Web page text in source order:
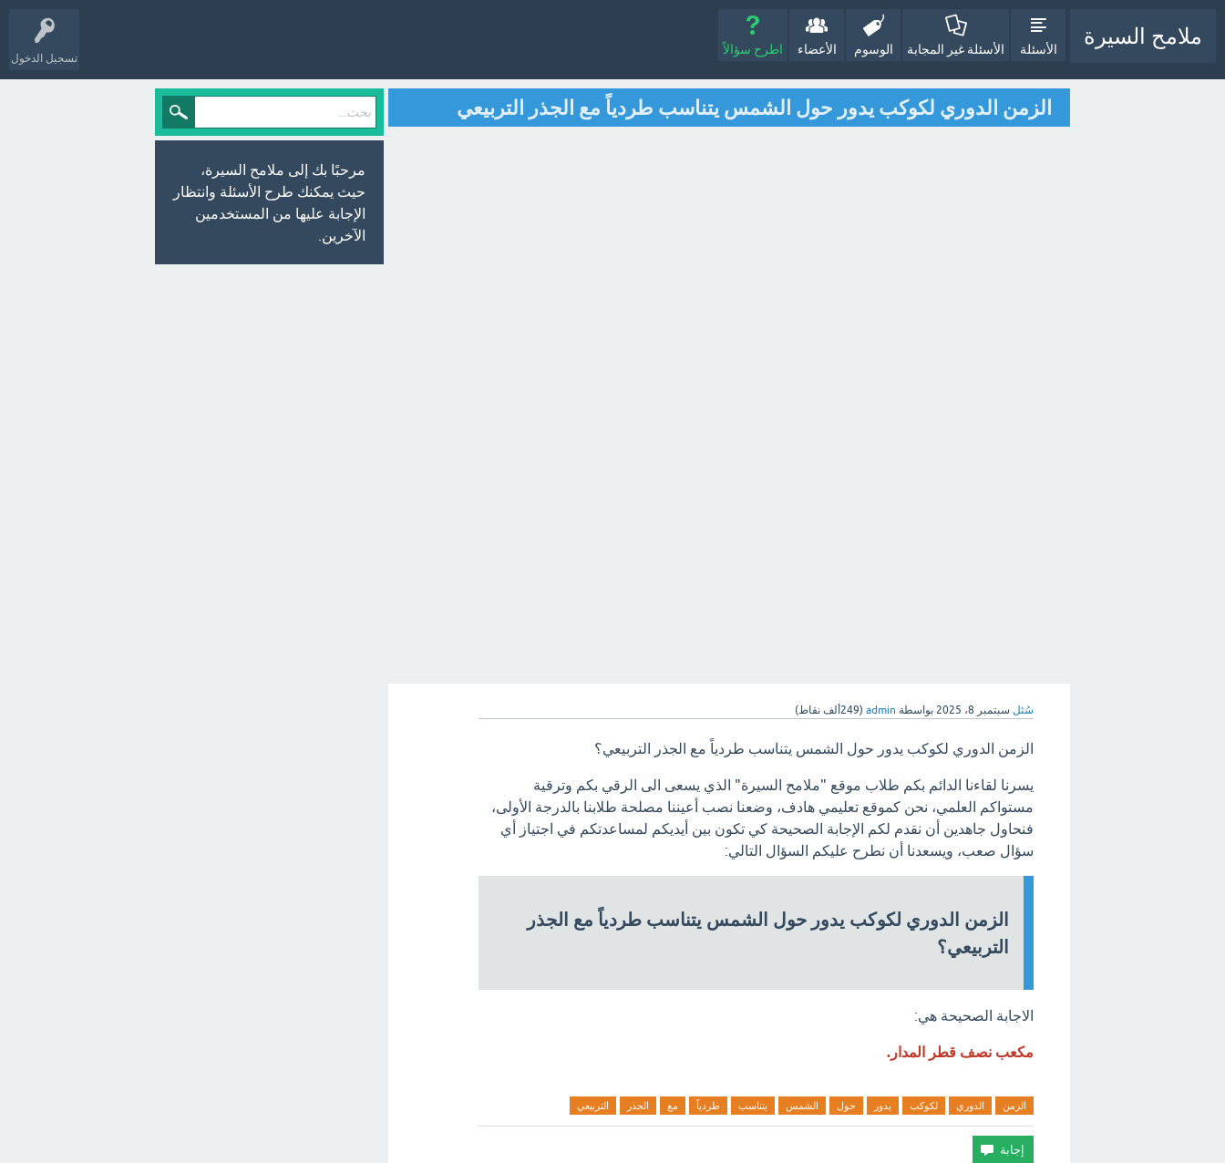
تسجيل الدخول
ملامح السيرة
الأسئلة الأسئلة غير المجابة الوسوم الأعضاء اطرح سؤالاً
الزمن الدوري لكوكب يدور حول الشمس يتناسب طردياً مع الجذر التربيعي
سُئل سبتمبر 8، 2025 بواسطة admin
(249ألف نقاط)
الزمن الدوري لكوكب يدور حول الشمس يتناسب طردياً مع الجذر التربيعي؟
يسرنا لقاءنا الدائم بكم طلاب موقع "ملامح السيرة" الذي يسعى الى الرقي بكم وترقية
مستواكم العلمي، نحن كموقع تعليمي هادف، وضعنا نصب أعيننا مصلحة طلابنا بالدرجة الأولى،
فنحاول جاهدين أن نقدم لكم الإجابة الصحيحة كي تكون بين أيديكم لمساعدتكم في اجتياز أي
سؤال صعب، ويسعدنا أن نطرح عليكم السؤال التالي:
الزمن الدوري لكوكب يدور حول الشمس يتناسب طردياً مع الجذر
التربيعي؟
الاجابة الصحيحة هي:
مكعب نصف قطر المدار.
الزمن الدوري لكوكب يدور حول الشمس يتناسب طردياً مع الجذر التربيعي
مرحبًا بك إلى ملامح السيرة،
حيث يمكنك طرح الأسئلة وانتظار
الإجابة عليها من المستخدمين
الآخرين.